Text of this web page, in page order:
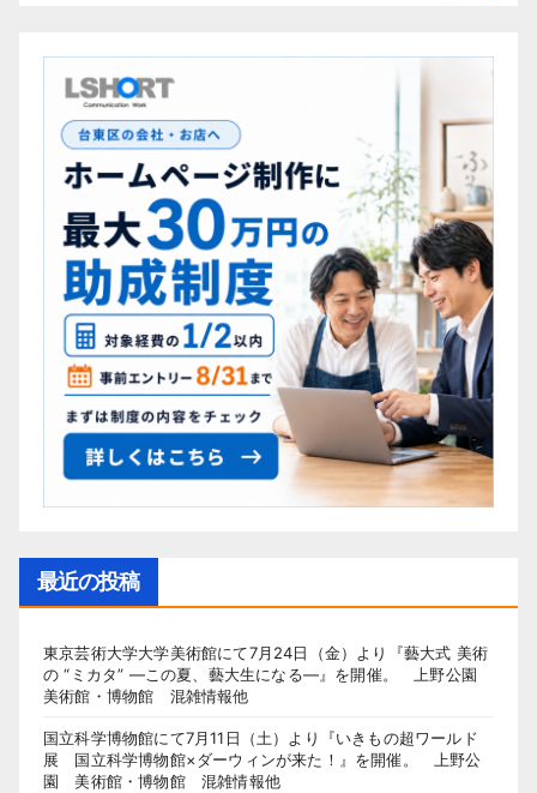
最近の投稿
東京芸術大学大学美術館にて7月24日（金）より『藝大式 美術
の “ミカタ” ―この夏、藝大生になる―』を開催。 上野公園
美術館・博物館 混雑情報他
国立科学博物館にて7月11日（土）より『いきもの超ワールド
展 国立科学博物館×ダーウィンが来た！』を開催。 上野公
園 美術館・博物館 混雑情報他